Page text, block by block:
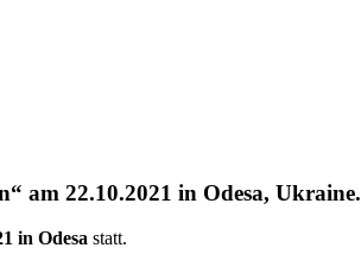
am 22.10.2021 in Odesa, Ukraine.
in Odesa statt.